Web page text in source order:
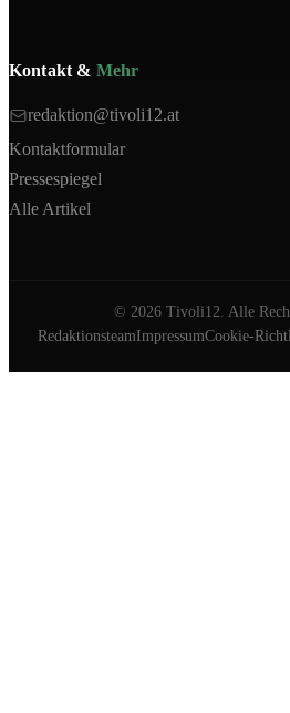
Kontakt & Mehr
redaktion@tivoli12.at
Kontaktformular
Pressespiegel
Alle Artikel
© 2026Tivoli12. Alle
RedaktionsteamImpressumCookie-